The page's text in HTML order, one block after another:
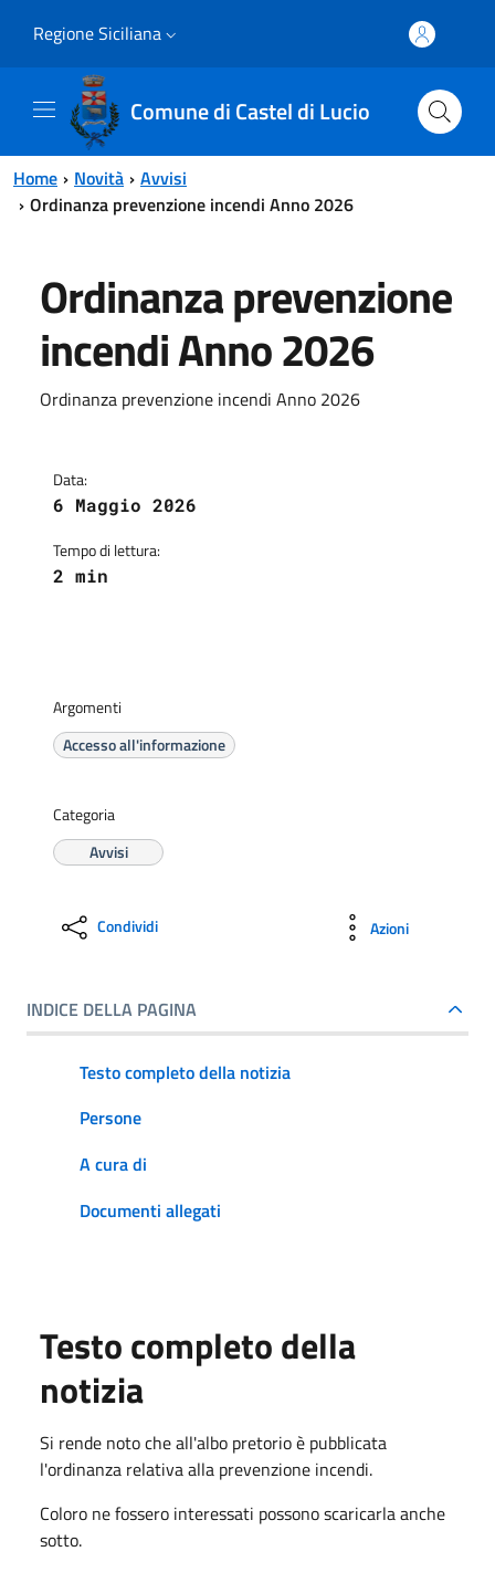
Regione Siciliana
Comune di Castel di Lucio
Home Novità
Avvisi
Ordinanza prevenzione incendi Anno 2026
Ordinanza prevenzione
incendi Anno 2026
Ordinanza prevenzione incendi Anno 2026
Data:
6 Maggio 2026
Tempo di lettura:
2 min
Argomenti
Accesso all'informazione
Categoria
Avvisi
Condividi Azioni
INDICE DELLA PAGINA
Testo completo della notizia
Persone
A cura di
Documenti allegati
Testo completo della
notizia
Si rende noto che all'albo pretorio è pubblicata
l'ordinanza relativa alla prevenzione incendi.
Coloro ne fossero interessati possono scaricarla anche
sotto.